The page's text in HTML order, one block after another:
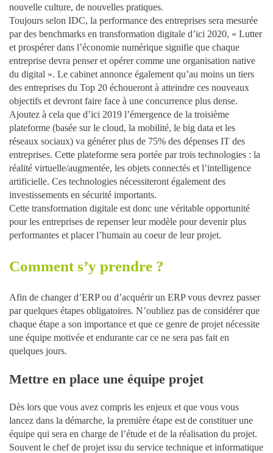
nouvelle culture, de nouvelles pratiques.
Toujours selon IDC, la performance des entreprises sera mesurée
par des benchmarks en transformation digitale d’ici 2020, « Lutter
et prospérer dans l’économie numérique signifie que chaque
entreprise devra penser et opérer comme une organisation native
du digital ». Le cabinet annonce également qu’au moins un tiers
des entreprises du Top 20 échoueront à atteindre ces nouveaux
objectifs et devront faire face à une concurrence plus dense.
Ajoutez à cela que d’ici 2019 l’émergence de la troisième
plateforme (basée sur le cloud, la mobilité, le big data et les
réseaux sociaux) va générer plus de 75% des dépenses IT des
entreprises. Cette plateforme sera portée par trois technologies : la
réalité virtuelle/augmentée, les objets connectés et l’intelligence
artificielle. Ces technologies nécessiteront également des
investissements en sécurité importants.
Cette transformation digitale est donc une véritable opportunité
pour les entreprises de repenser leur modèle pour devenir plus
performantes et placer l’humain au coeur de leur projet.
Comment s’y prendre ?
Afin de changer d’ERP ou d’acquérir un ERP vous devrez passer
par quelques étapes obligatoires. N’oubliez pas de considérer que
chaque étape a son importance et que ce genre de projet nécessite
une équipe motivée et endurante car ce ne sera pas fait en
quelques jours.
Mettre en place une équipe projet
Dès lors que vous avez compris les enjeux et que vous vous
lancez dans la démarche, la première étape est de constituer une
équipe qui sera en charge de l’étude et de la réalisation du projet.
Souvent le chef de projet issu du service technique et informatique